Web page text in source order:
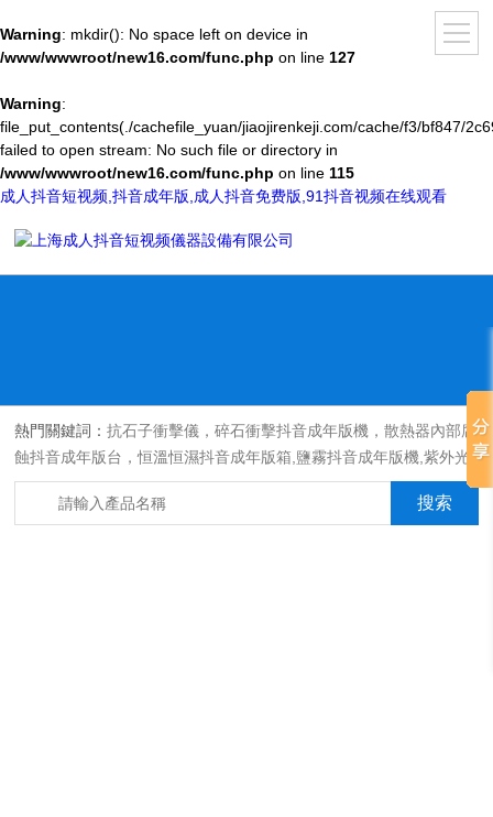
Warning: mkdir(): No space left on device in
/www/wwwroot/new16.com/func.php on line 127
Warning:
file_put_contents(./cachefile_yuan/jiaojirenkeji.com/cache/f3/bf847/
failed to open stream: No such file or directory in
/www/wwwroot/new16.com/func.php on line 115
成人抖音短视频,抖音成年版,成人抖音免费版,91抖音视频在线观看
熱門關鍵詞：抗石子衝擊儀，碎石衝擊抖音成年版機，散熱器內部腐
蝕抖音成年版台，恒溫恒濕抖音成年版箱,鹽霧抖音成年版機,紫外光
耐氣候老化抖音成年版箱,氙燈老化抖音成年版箱，沙塵抖音成年版
箱，淋雨抖音成年版箱，汽車內飾材料燃燒抖音成年版機